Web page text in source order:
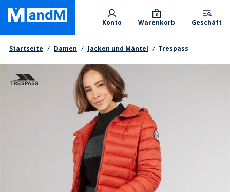
Skip
main
content
Primary departments
Konto Warenkorb
0
Geschäft
Brotkrumen
Startseite Damen Jacken und Mäntel Trespass